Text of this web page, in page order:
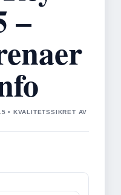
–
• KVALITETSSIKRET AV